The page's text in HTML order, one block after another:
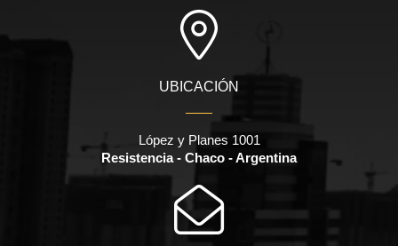
UBICACIÓN
López y Planes 1001
Resistencia - Chaco - Argentina